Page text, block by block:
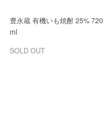
豊永蔵 有機いも焼酎 25% 720
ml
SOLD OUT